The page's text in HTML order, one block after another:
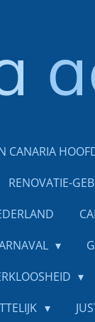
CANARIA
RENOVATIE-